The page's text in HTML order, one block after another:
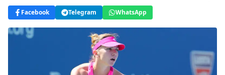
Facebook Telegram WhatsApp